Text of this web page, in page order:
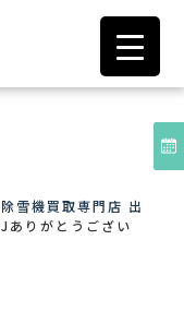
雪機買取専門店 出
ありがとうござい